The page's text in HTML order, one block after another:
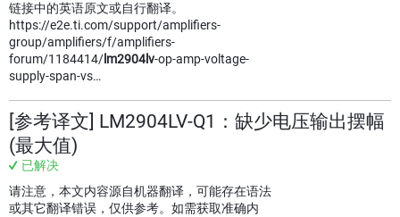
链接中的英语原文或自行翻译。
https://e2e.ti.com/support/amplifiers-
group/amplifiers/f/amplifiers-
forum/1184414/ lm2904lv-op-amp-voltage-
supply-span-vs…
[参考译文] LM2904LV-Q1：缺少电压输出摆幅
(最大值)
已解决
请注意，本文内容源自机器翻译，可能存在语法
或其它翻译错误，仅供参考。如需获取准确内